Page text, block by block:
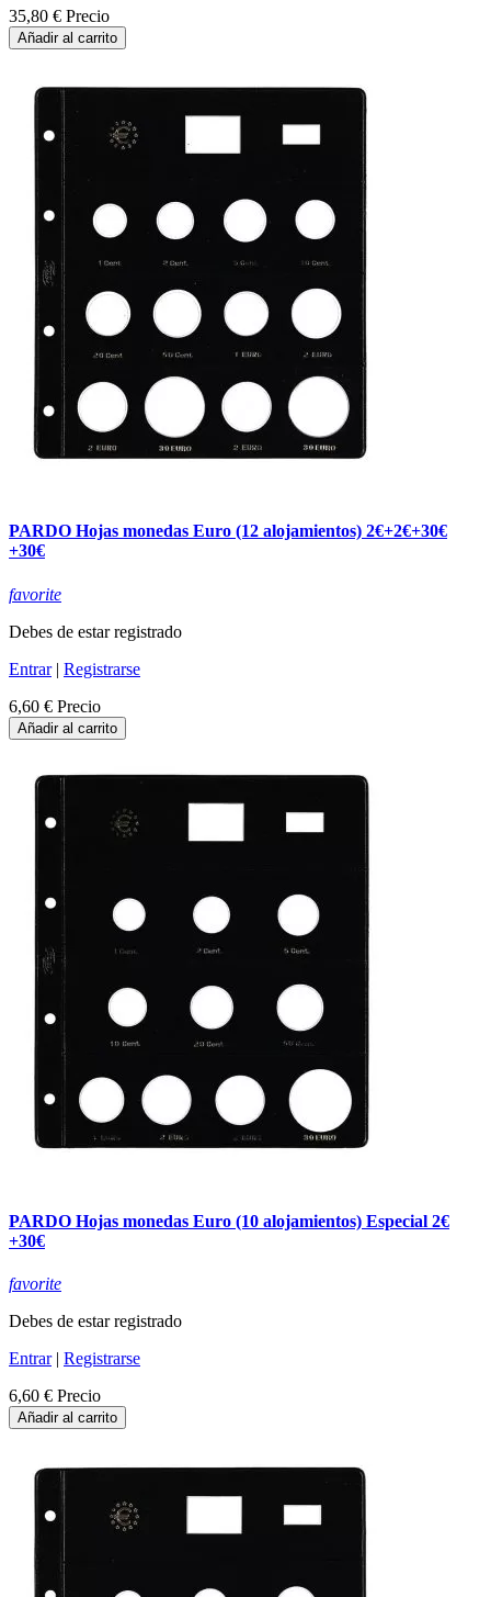
35,80 € Precio
Añadir al carrito
PARDO Hojas monedas Euro (12 alojamientos) 2€+2€+30€
+30€
favorite
Debes de estar registrado
Entrar| Registrarse
6,60 € Precio
Añadir al carrito
PARDO Hojas monedas Euro (10 alojamientos) Especial 2€
+30€
favorite
Debes de estar registrado
Entrar| Registrarse
6,60 € Precio
Añadir al carrito